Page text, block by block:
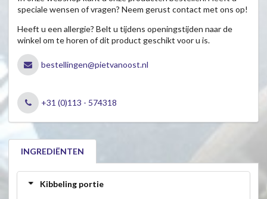
speciale wensen of vragen? Neem gerust contact met ons op!
Heeft u een allergie? Belt u tijdens openingstijden naar de
winkel om te horen of dit product geschikt voor u is.
bestellingen@pietvanoost.nl
+31 (0)113 - 574318
INGREDIËNTEN
Kibbeling portie